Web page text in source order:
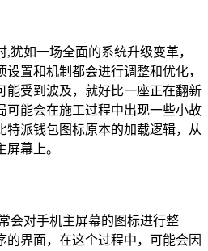
,犹如一场全面的系统升级变革，
置和机制都会进行调整和优化，
能受到波及，就好比一座正在翻新
可能会在施工过程中出现一些小故
特派钱包图标原本的加载逻辑，从
幕上。
会对手机主屏幕的图标进行整
的界面，在这个过程中，可能会因